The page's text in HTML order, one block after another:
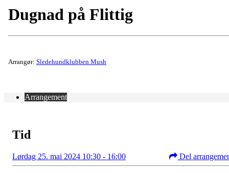
Dugnad på Flittig
Arrangør: Sledehundklubben Mush
Arrangement
Tid
Lørdag 25. mai 2024 10:30 - 16:00 Del